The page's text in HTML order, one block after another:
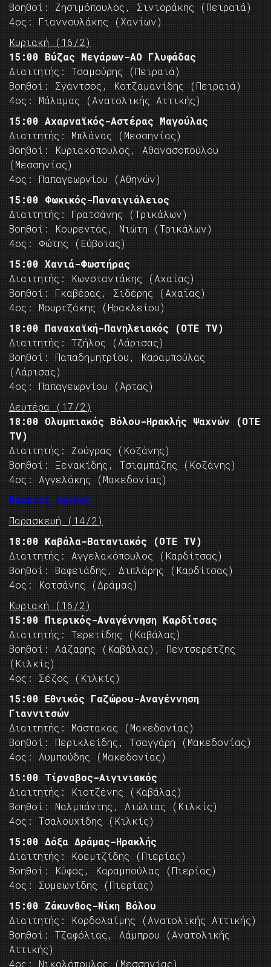
Βοηθοί: Ζησιμόπουλος, Σινιοράκης (Πειραιά)
4ος: Γιαννουλάκης (Χανίων)
Κυριακή (16/2)
15:00 Βύζας Μεγάρων-ΑΟ Γλυφάδας
Διαιτητής: Τσαμούρης (Πειραιά)
Βοηθοί: Σγάντσος, Κοτζαμανίδης (Πειραιά)
4ος: Μάλαμας (Ανατολικής Αττικής)
15:00 Αχαρναϊκός-Αστέρας Μαγούλας
Διαιτητής: Μπλάνας (Μεσσηνίας)
Βοηθοί: Κυριακόπουλος, Αθανασοπούλου
(Μεσσηνίας)
4ος: Παπαγεωργίου (Αθηνών)
15:00 Φωκικός-Παναιγιάλειος
Διαιτητής: Γρατσάνης (Τρικάλων)
Βοηθοί: Κουρεντάς, Νιώτη (Τρικάλων)
4ος: Φώτης (Εύβοιας)
15:00 Χανιά-Φωστήρας
Διαιτητής: Κωνσταντάκης (Αχαΐας)
Βοηθοί: Γκαβέρας, Σιδέρης (Αχαΐας)
4ος: Μουρτζάκης (Ηρακλείου)
18:00 Παναχαϊκή-Πανηλειακός (OTE TV)
Διαιτητής: Τζήλος (Λάρισας)
Βοηθοί: Παπαδημητρίου, Καραμπούλας
(Λάρισας)
4ος: Παπαγεωργίου (Άρτας)
Δευτέρα (17/2)
18:00 Ολυμπιακός Βόλου-Ηρακλής Ψαχνών (OTE
TV)
Διαιτητής: Ζούγρας (Κοζάνης)
Βοηθοί: Ξενακίδης, Τσιαμπάζης (Κοζάνης)
4ος: Αγγελάκης (Μακεδονίας)
Βόρειος όμιλος
Παρασκευή (14/2)
18:00 Καβάλα-Βατανιακός (OTE TV)
Διαιτητής: Αγγελακόπουλος (Καρδίτσας)
Βοηθοί: Βαφειάδης, Διπλάρης (Καρδίτσας)
4ος: Κοτσάνης (Δράμας)
Κυριακή (16/2)
15:00 Πιερικός-Αναγέννηση Καρδίτσας
Διαιτητής: Τερετίδης (Καβάλας)
Βοηθοί: Λάζαρης (Καβάλας), Πεντσερέτζης
(Κιλκίς)
4ος: Σέζος (Κιλκίς)
15:00 Εθνικός Γαζώρου-Αναγέννηση
Γιαννιτσών
Διαιτητής: Μάστακας (Μακεδονίας)
Βοηθοί: Περικλείδης, Τσαγγάρη (Μακεδονίας)
4ος: Λυμπούδης (Μακεδονίας)
15:00 Τίρναβος-Αιγινιακός
Διαιτητής: Κιοτζένης (Καβάλας)
Βοηθοί: Ναλμπάντης, Λιώλιας (Κιλκίς)
4ος: Τσαλουχίδης (Κιλκίς)
15:00 Δόξα Δράμας-Ηρακλής
Διαιτητής: Κοεμτζίδης (Πιερίας)
Βοηθοί: Κύφος, Καραμπούλας (Πιερίας)
4ος: Συμεωνίδης (Πιερίας)
15:00 Ζάκυνθος-Νίκη Βόλου
Διαιτητής: Κορδολαίμης (Ανατολικής Αττικής)
Βοηθοί: Τζαφόλιας, Λάμπρου (Ανατολικής
Αττικής)
4ος: Νικολόπουλος (Μεσσηνίας)